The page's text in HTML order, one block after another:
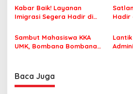
s
Jamaah Tetap Sehat dan
Nyaman Beribadah
Kabar Baik! Layanan
Imigrasi Segera Hadir di
Perlu Lagi ke Kendari
Hadir
Sambut Mahasiswa KKA
UMK, Bombana Bombana
Baca Juga